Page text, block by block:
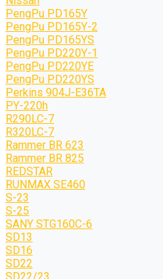
PengPu PD165Y
PengPu PD165Y-2
PengPu PD165YS
PengPu PD220Y-1
PengPu PD220YE
PengPu PD220YS
Perkins 904J-E36TA
PY-220h
R290LC-7
R320LC-7
Rammer BR 623
Rammer BR 825
REDSTAR
RUNMAX SE460
S-23
S-25
SANY STG160C-6
SD13
SD16
SD22